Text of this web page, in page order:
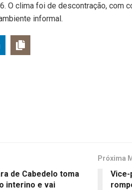
O clima foi de descontração, com
informal.
de Cabedelo toma
interino e vai
Próxima